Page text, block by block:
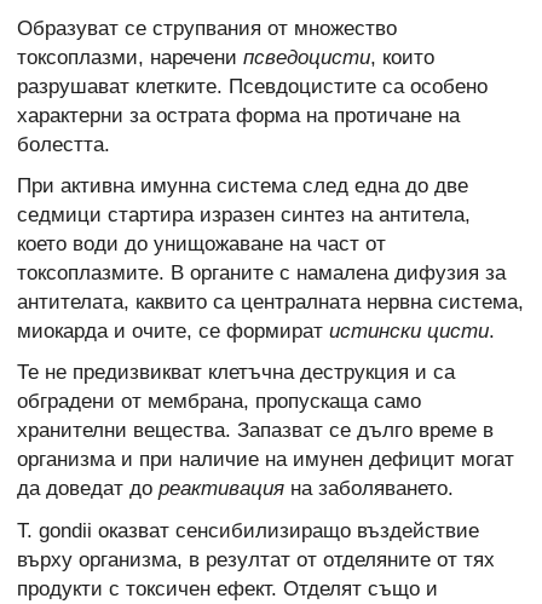
Образуват се струпвания от множество
токсоплазми, наречени псведоцисти, които
разрушават клетките. Псевдоцистите са особено
характерни за острата форма на протичане на
болестта.
При активна имунна система след една до две
седмици стартира изразен синтез на антитела,
което води до унищожаване на част от
токсоплазмите. В органите с намалена дифузия за
антителата, каквито са централната нервна система,
миокарда и очите, се формират истински цисти.
Те не предизвикват клетъчна деструкция и са
обградени от мембрана, пропускаща само
хранителни вещества. Запазват се дълго време в
организма и при наличие на имунен дефицит могат
да доведат до реактивация на заболяването.
T. gondii оказват сенсибилизиращо въздействие
върху организма, в резултат от отделяните от тях
продукти с токсичен ефект. Отделят също и